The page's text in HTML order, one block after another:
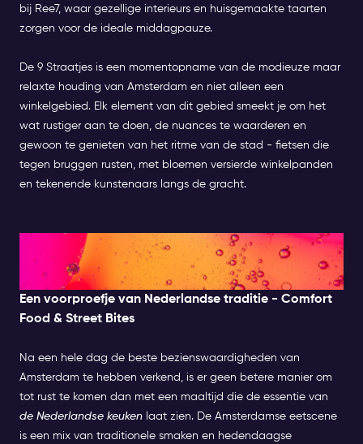
bij Ree7, waar gezellige interieurs en huisgemaakte taarten
zorgen voor de ideale middagpauze.
De 9 Straatjes is een momentopname van de modieuze maar
relaxte houding van Amsterdam en niet alleen een
winkelgebied. Elk element van dit gebied smeekt je om het
wat rustiger aan te doen, de nuances te waarderen en
gewoon te genieten van het ritme van de stad - fietsen die
tegen bruggen rusten, met bloemen versierde winkelpanden
en tekenende kunstenaars langs de gracht.
s Avonds: Eten, uitgaan &
entertainment
Een voorproefje van Nederlandse traditie - Comfort
Food & Street Bites
Na een hele dag de beste bezienswaardigheden van
Amsterdam te hebben verkend, is er geen betere manier om
tot rust te komen dan met een maaltijd die de essentie van
de Nederlandse keuken laat zien. De Amsterdamse eetscene
is een mix van traditionele smaken en hedendaagse